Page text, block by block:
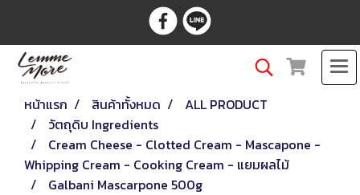
หน้าแรก สินค้าทั้งหมด
ALL PRODUCT
วัตถุดิบ Ingredients
Cream Cheese - Clotted Cream - Mascapone -
Whipping Cream - Cooking Cream - แยมผลไม้
Galbani Mascarpone 500g